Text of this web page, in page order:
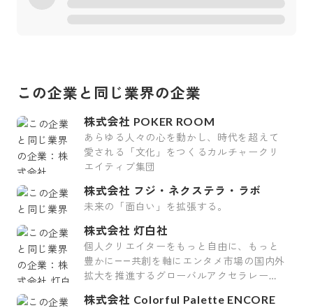
この企業と同じ業界の企業
株式会社 POKER ROOM
あらゆる人々の心を動かし、時代を超えて
愛される「文化」をつくるカルチャークリ
エイティブ集団
株式会社 フジ・ネクステラ・ラボ
未来の「面白い」を拡張する。
株式会社 灯白社
個人クリエイターをもっと自由に、もっと
豊かに――共創を軸にエンタメ市場の国内外
拡大を推進するグローバルアクセラレータ
株式会社 Colorful Palette ENCORE